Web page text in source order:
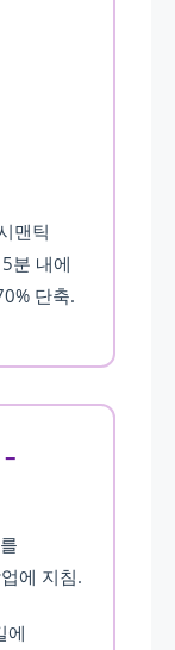
맨틱
분 내에
단축.
에 지침.
에